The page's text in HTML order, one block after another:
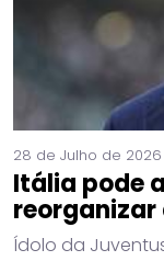
28 de Julho de 2026
Itália pode
reorganizar
Ídolo da